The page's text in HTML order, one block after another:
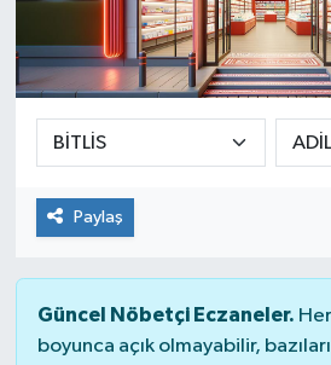
Paylaş
Güncel Nöbetçi Eczaneler.
boyunca açık olmayabilir,
OSB
SEKTÖR
ŞİRKET PANO
SÖYLEŞİ
YAŞAM